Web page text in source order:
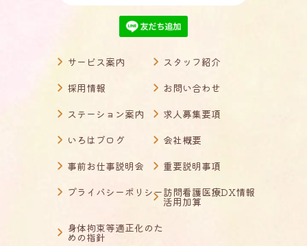
サービス案内
スタッフ紹介
採用情報
お問い合わせ
ステーション案内
求人募集要項
いろはブログ
会社概要
事前お仕事説明会
重要説明事項
プライバシーポリシー訪問看護医療DX情報
活用加算
身体拘束等適正化のた
めの指針